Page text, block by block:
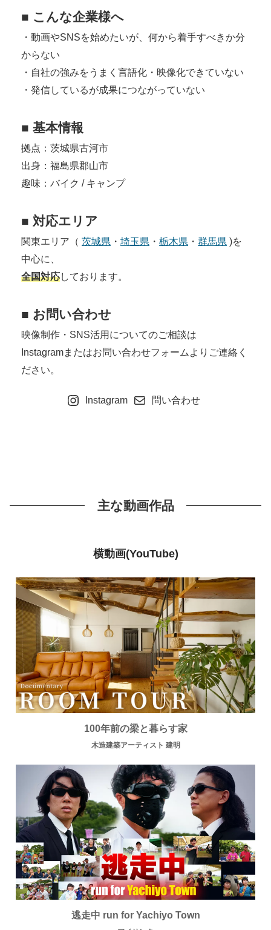
■ こんな企業様へ
・動画やSNSを始めたいが、何から着手すべきか分
からない
・自社の強みをうまく言語化・映像化できていない
・発信しているが成果につながっていない
■ 基本情報
拠点：茨城県古河市
出身：福島県郡山市
趣味：バイク / キャンプ
■ 対応エリア
関東エリア（ 茨城県 ・ 埼玉県 ・ 栃木県 ・ 群馬県 )を
中心に、
全国対応しております。
■ お問い合わせ
映像制作・SNS活用についてのご相談は
Instagramまたはお問い合わせフォームよりご連絡く
ださい。
Instagram 問い合わせ
主な動画作品
横動画(YouTube)
100年前の梁と暮らす家
木造建築アーティスト 建明
逃走中 run for Yachiyo Town